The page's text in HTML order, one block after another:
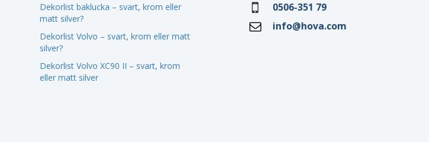
Dekorlist baklucka – svart, krom eller
matt silver?
Dekorlist Volvo – svart, krom eller matt
silver?
Dekorlist Volvo XC90 II – svart, krom
eller matt silver
0506-351 79
info@hova.com